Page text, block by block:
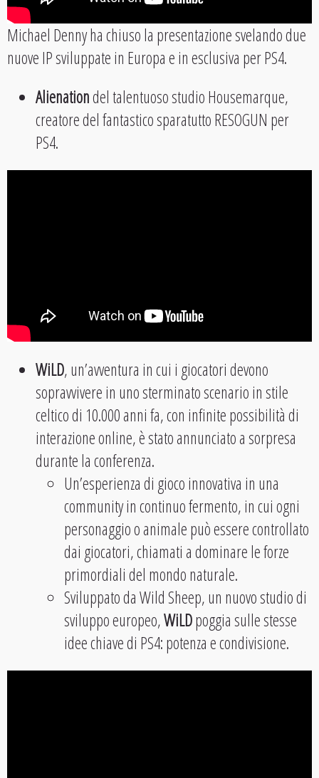
Michael Denny ha chiuso la presentazione svelando due
nuove IP sviluppate in Europa e in esclusiva per PS4.
Alienationdel talentuoso studio Housemarque,
creatore del fantastico sparatutto RESOGUN per
PS4.
WiLD, un’avventura in cui i giocatori devono
sopravvivere in uno sterminato scenario in stile
celtico di 10.000 anni fa, con infinite possibilità di
interazione online, è stato annunciato a sorpresa
durante la conferenza.
Un’esperienza di gioco innovativa in una
community in continuo fermento, in cui ogni
personaggio o animale può essere controllato
dai giocatori, chiamati a dominare le forze
primordiali del mondo naturale.
Sviluppato da Wild Sheep, un nuovo studio di
sviluppo europeo,WiLDpoggia sulle stesse
idee chiave di PS4: potenza e condivisione.